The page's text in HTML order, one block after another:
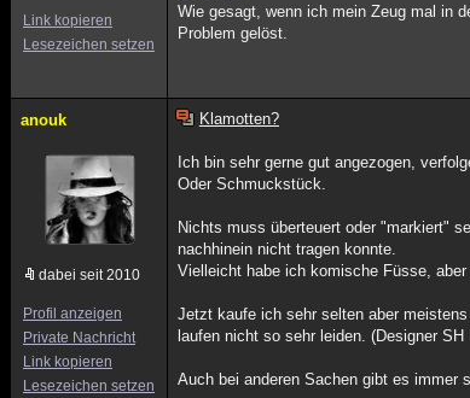
Link kopieren
Lesezeichen setzen
Wie gesagt, wenn ich mein Zeug mal in
Problem gelöst.
anouk
dabei seit 2010
Profil anzeigen
Private Nachricht
Link kopieren
Lesezeichen setzen
Klamotten?
Ich bin sehr gerne gut angezogen,
Oder Schmuckstück.
Nichts muss überteuert oder "markiert"
nachhinein nicht tragen konnte.
Vielleicht habe ich komische Füsse,
Jetzt kaufe ich sehr selten aber
laufen nicht so sehr leiden. (Designer SH
Auch bei anderen Sachen gibt es immer